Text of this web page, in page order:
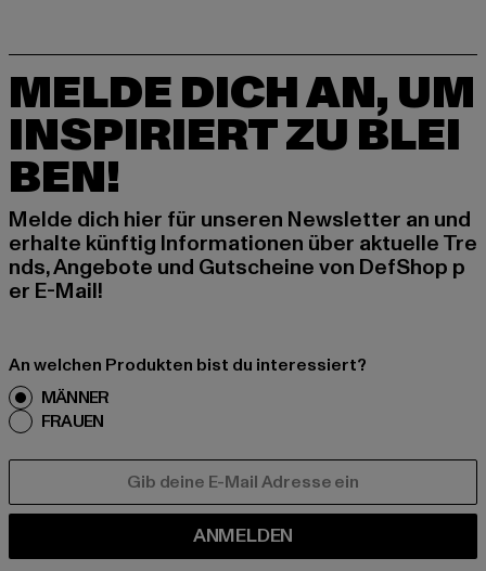
MELDE DICH AN, UM
INSPIRIERT ZU BLEI
BEN!
Melde dich hier für unseren Newsletter an und
erhalte künftig Informationen über aktuelle Tre
nds, Angebote und Gutscheine von DefShop p
er E-Mail!
An welchen Produkten bist du interessiert?
MÄNNER
FRAUEN
ANMELDEN